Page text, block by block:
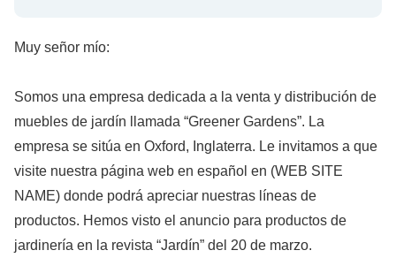
Muy señor mío:
Somos una empresa dedicada a la venta y distribución de
muebles de jardín llamada “Greener Gardens”. La
empresa se sitúa en Oxford, Inglaterra. Le invitamos a que
visite nuestra página web en español en (WEB SITE
NAME) donde podrá apreciar nuestras líneas de
productos. Hemos visto el anuncio para productos de
jardinería en la revista “Jardín” del 20 de marzo.